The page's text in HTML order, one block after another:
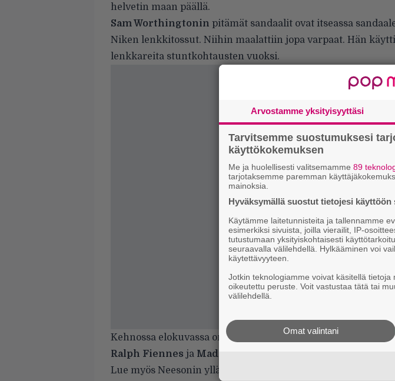
helvetin maan päällä.
Sam Worthingtonin pitämät sandaalit ovat itseassa
Niken lenkkitossut. Niihin maalattiin jopa varpaat. Hän
lenkkareita stuntkohtausten vuoksi.
Kehnossa elokuvassa on arvostettuja niminäyttelijöitä,
Ralph Fiennes ja Mads Mikkelsen
Lue myös Neesonin yllättävät kommentit tästä leffasta:
Arvostamme yksityisyyttäsi
Tarvitsemme suostumuksesi
käyttökokemuksen
Me ja huolellisesti valitsemamme 89
tarjotaksemme paremman
mainoksia.
Hyväksymällä suostut tietojesi käyttöön
Käytämme laitetunnisteita ja tallennamme
esimerkiksi sivuista, joilla vierailit, IP-
tutustumaan yksityiskohtaisesti
seuraavalla välilehdellä. Hylkääminen voi
käytettävyyteen.
Jotkin teknologiamme voivat käsitellä
oikeutettu peruste. Voit vastustaa tätä tai
välilehdellä.
Omat valintani